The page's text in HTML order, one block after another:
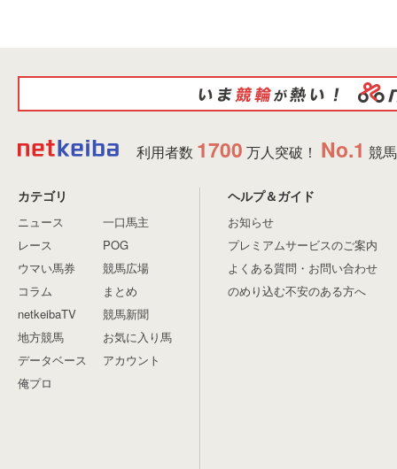
利用者数 1700 万人突破！ No.1 競
カテゴリ
ニュース
レース
ウマい馬券
コラム
netkeibaTV
地方競馬
データベース
俺プロ
一口馬主
POG
競馬広場
まとめ
競馬新聞
お気に入り馬
アカウント
ヘルプ＆ガイド
お知らせ
プレミアムサービスのご案内
よくある質問・お問い合わせ
のめり込む不安のある方へ